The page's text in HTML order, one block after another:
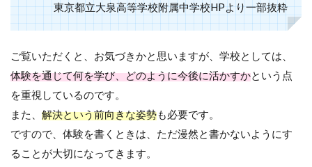
東京都立大泉高等学校附属中学校HPより一部抜粋
ご覧いただくと、お気づきかと思いますが、学校としては、
体験を通じて何を学び、どのように今後に活かすかという点
を重視しているのです。
また、 解決という前向きな姿勢も必要です。
ですので、体験を書くときは、ただ漫然と書かないようにす
ることが大切になってきます。